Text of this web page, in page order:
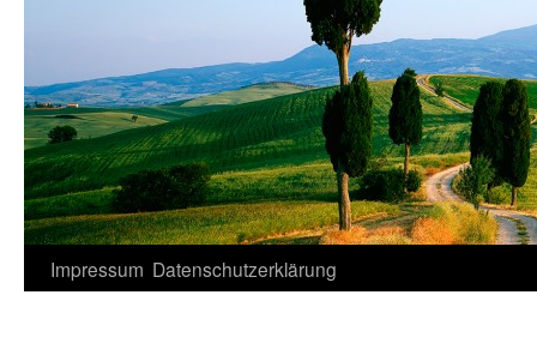
Zum
Impressum Datenschutzerklärung